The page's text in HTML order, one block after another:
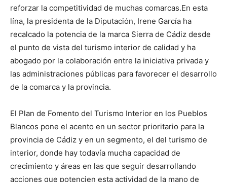
reforzar la competitividad de muchas comarcas.En esta
lína, la presidenta de la Diputación, Irene García ha
recalcado la potencia de la marca Sierra de Cádiz desde
el punto de vista del turismo interior de calidad y ha
abogado por la colaboración entre la iniciativa privada y
las administraciones públicas para favorecer el desarrollo
de la comarca y la provincia.
El Plan de Fomento del Turismo Interior en los Pueblos
Blancos pone el acento en un sector prioritario para la
provincia de Cádiz y en un segmento, el del turismo de
interior, donde hay todavía mucha capacidad de
crecimiento y áreas en las que seguir desarrollando
acciones que potencien esta actividad de la mano de